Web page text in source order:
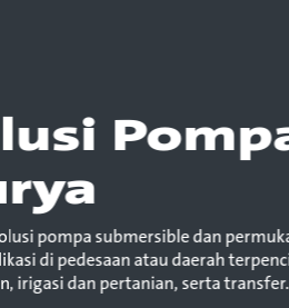
pompa submersible dan
di pedesaan atau daerah
irigasi dan pertanian, serta transfer.